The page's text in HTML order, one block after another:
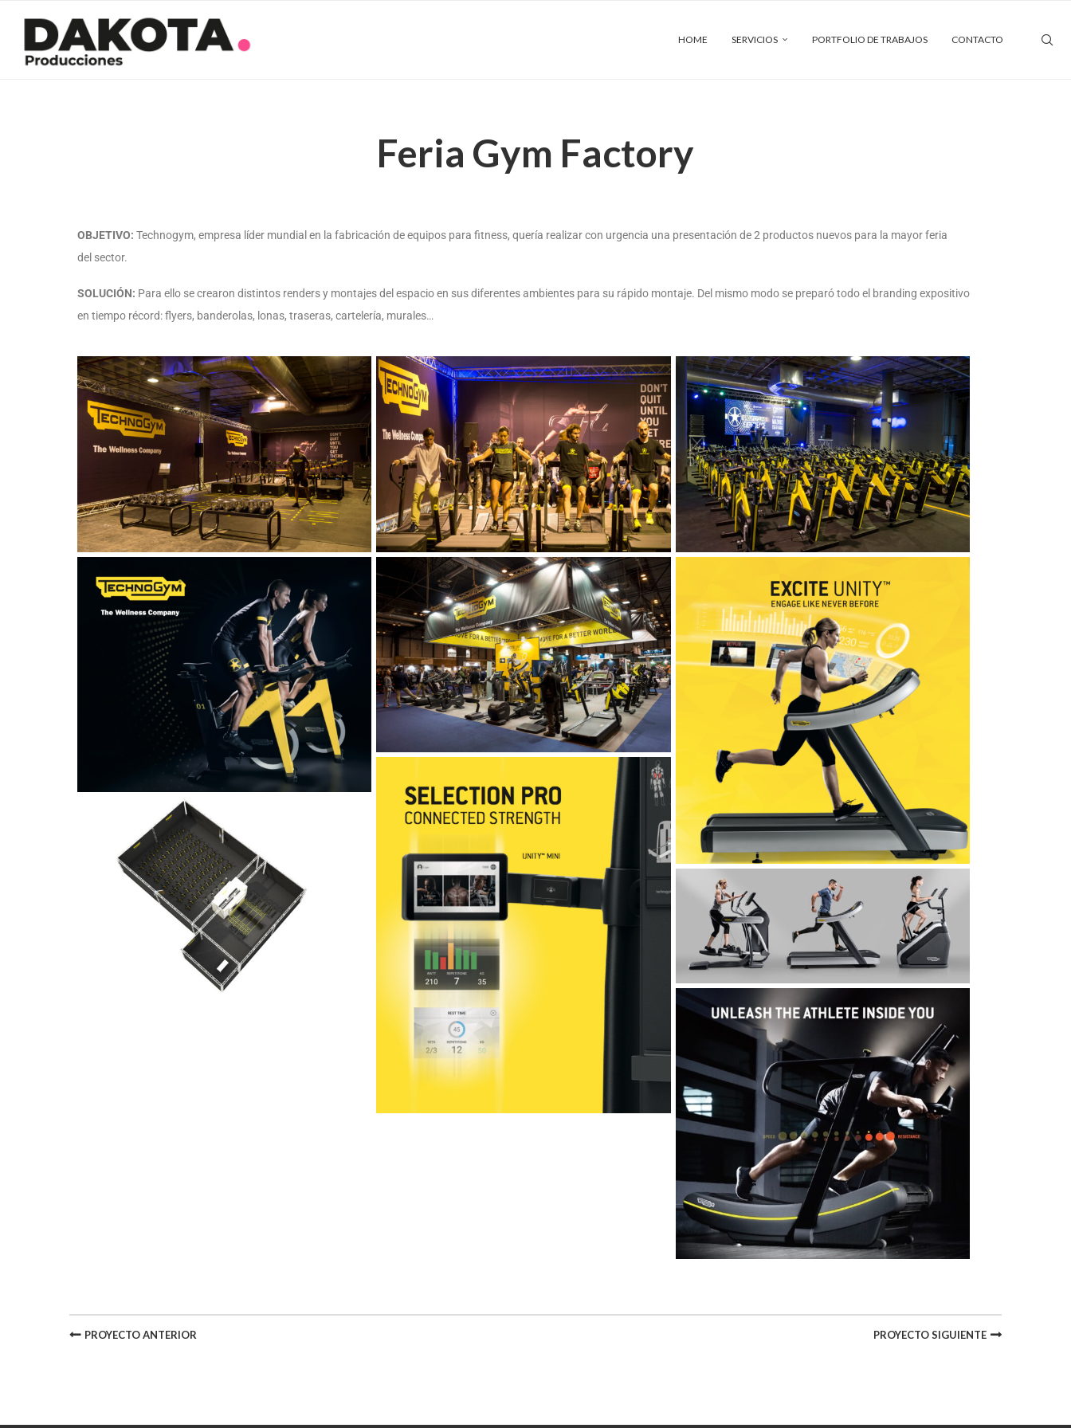
HOME SERVICIOS PORTFOLIO DE TRABAJOS CONTACTO
Feria Gym Factory
OBJETIVO: Technogym, empresa líder mundial en la fabricación de equipos para fitness, quería realizar con urgencia una presentación de2 productos nuevos para la mayor feria
del sector.
SOLUCIÓN: Para ello se crearon distintos renders y montajes del espacio en sus diferentesambientes para su rápido montaje. Del mismo modo se preparó todo el branding expositivo
en tiempo récord: flyers, banderolas, lonas, traseras, cartelería, murales…
PROYECTO ANTERIOR PROYECTO SIGUIENTE